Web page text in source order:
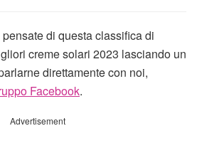
di questa classifica di
creme solari 2023 lasciando un
direttamente con noi,
Facebook.
Advertisement